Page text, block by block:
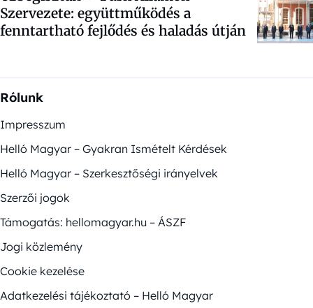
Szervezete: együttműködés a
fenntartható fejlődés és haladás útján
Rólunk
Impresszum
Helló Magyar – Gyakran Ismételt Kérdések
Helló Magyar – Szerkesztőségi irányelvek
Szerzői jogok
Támogatás: hellomagyar.hu – ÁSZF
Jogi közlemény
Cookie kezelése
Adatkezelési tájékoztató – Helló Magyar